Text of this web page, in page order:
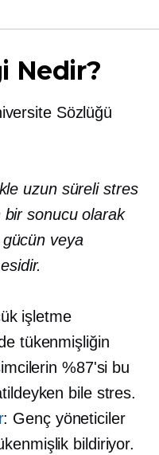
Nedir?
Sözlüğü
uzun süreli stres
bir sonucu olarak
veya
işletme
tükenmişliğin
%87'si bu
bile stres.
: Genç yöneticiler
bildiriyor.